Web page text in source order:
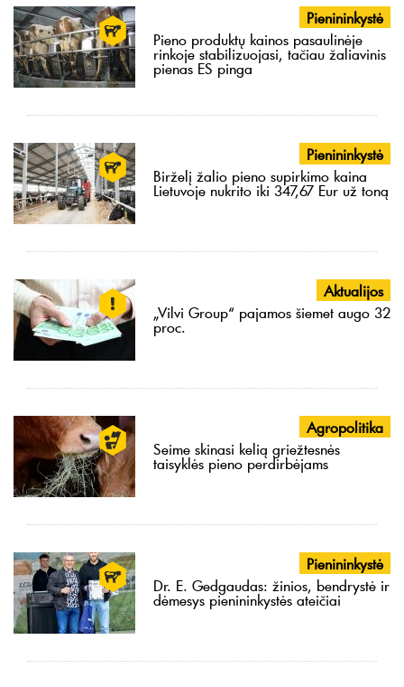
Pienininkystė
Pieno produktų kainos pasaulinėje
rinkoje stabilizuojasi, tačiau žaliavinis
pienas ES pinga
Pienininkystė
Birželį žalio pieno supirkimo kaina
Lietuvoje nukrito iki 347,67 Eur už toną
Aktualijos
„Vilvi Group“ pajamos šiemet augo 32
proc.
Agropolitika
Seime skinasi kelią griežtesnės
taisyklės pieno perdirbėjams
Pienininkystė
Dr. E. Gedgaudas: žinios, bendrystė ir
dėmesys pienininkystės ateičiai